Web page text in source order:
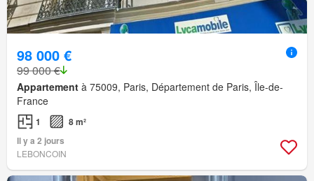
98 000 €
99 000 €
Appartement à 75009, Paris, Département de Paris, Île-de-
France
1
8 m²
Il y a 2 jours
LEBONCOIN